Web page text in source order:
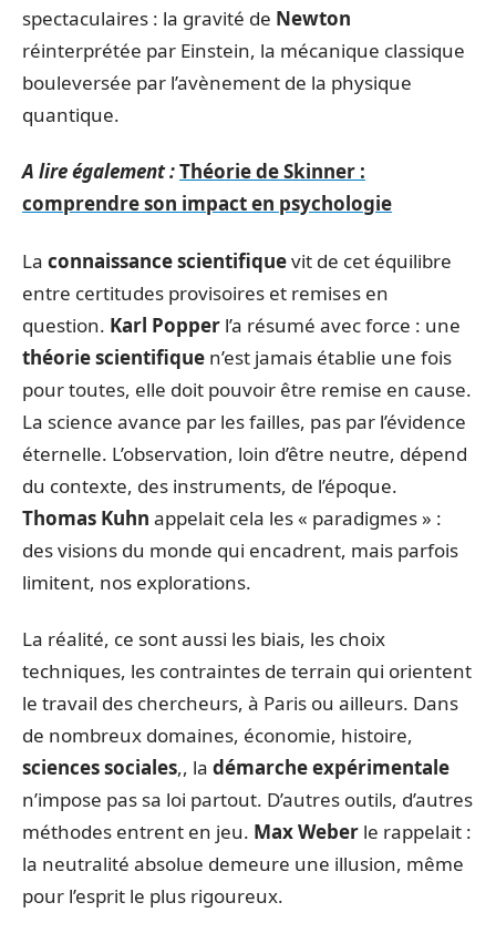
spectaculaires : la gravité de Newton
réinterprétée par Einstein, la mécanique classique
bouleversée par l’avènement de la physique
quantique.
A lire également :Théorie de Skinner :
comprendre son impact en psychologie
La connaissance scientifiquevit de cet équilibre
entre certitudes provisoires et remises en
question. Karl Popper l’a résumé avec force : une
théorie scientifique n’est jamais établie une fois
pour toutes, elle doit pouvoir être remise en cause.
La science avance par les failles, pas par l’évidence
éternelle. L’observation, loin d’être neutre, dépend
du contexte, des instruments, de l’époque.
Thomas Kuhn appelait cela les « paradigmes » :
des visions du monde qui encadrent, mais parfois
limitent, nos explorations.
La réalité, ce sont aussi les biais, les choix
techniques, les contraintes de terrain qui orientent
le travail des chercheurs, à Paris ou ailleurs. Dans
de nombreux domaines, économie, histoire,
sciences sociales,, la démarche expérimentale
n’impose pas sa loi partout. D’autres outils, d’autres
méthodes entrent en jeu. Max Weber le rappelait :
la neutralité absolue demeure une illusion, même
pour l’esprit le plus rigoureux.